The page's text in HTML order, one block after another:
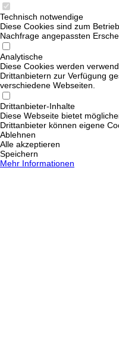
Technisch notwendige
Diese Cookies sind zum
Nachfrage angepassten
Analytische
Diese Cookies werden
Drittanbietern zur Verfügung
verschiedene Webseiten.
Drittanbieter-Inhalte
Diese Webseite bietet
Drittanbieter können eigene
Ablehnen
Alle akzeptieren
Speichern
Mehr Informationen